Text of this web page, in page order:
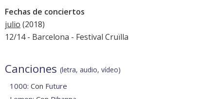
Fechas de conciertos
julio (2018)
12/14 - Barcelona - Festival Cruïlla
Canciones (letra, audio, vídeo)
1000: Con Future